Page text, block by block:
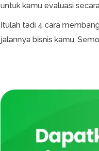
untuk kamu evaluasi
Itulah tadi 4 cara
jalannya bisnis kamu.